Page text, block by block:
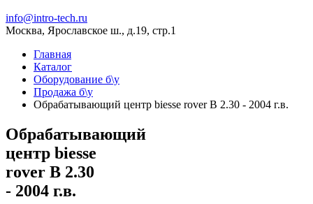
info@intro-tech.ru
Москва, Ярославское ш., д.19, стр.1
Главная
Каталог
Оборудование б\у
Продажа б\у
Обрабатывающий центр biesse rover B 2.30 - 2004 г.в.
Обрабатывающий
центр biesse
rover B 2.30
- 2004 г.в.